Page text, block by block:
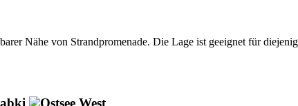
Nähe von Strandpromenade. Die Lage ist geeignet für
Ostsee West